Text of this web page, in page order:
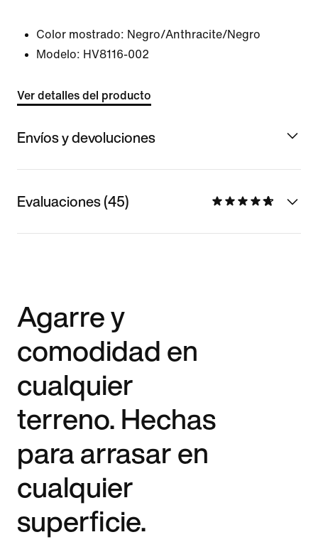
Color mostrado: Negro/Anthracite/Negro
Modelo: HV8116-002
Ver detalles del producto
Envíos y devoluciones
Evaluaciones (45)
Agarre y
comodidad en
cualquier
terreno. Hechas
para arrasar en
cualquier
superficie.